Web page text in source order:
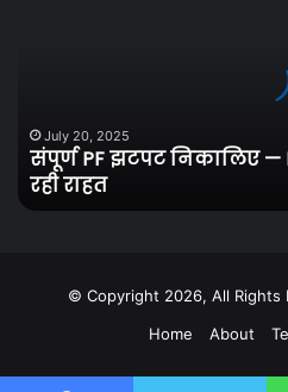
नई
पॉलिसी
रही
July 20, 2025
संपूर्ण PF झटपट निकालिए —
रही राहत
© Copyright 2026, All Rights
Home
About